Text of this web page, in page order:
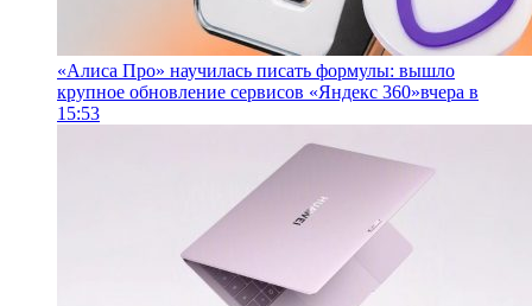
«Алиса Про» научилась писать формулы: вышло
крупное обновление сервисов «Яндекс 360»вчера в
15:53